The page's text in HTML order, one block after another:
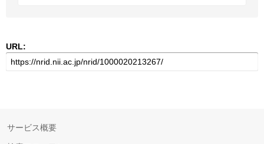
URL:
サービス概要